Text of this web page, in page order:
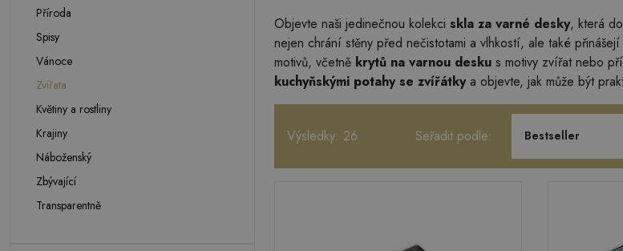
Příroda
Spisy
Vánoce
Zvířata
Květiny a rostliny
Krajiny
Náboženský
Zbývající
Transparentně
Objevte naši jedinečnou kolekci skla za varné desky, která
nejen chrání stěny před nečistotami a vlhkostí, ale také
motivů, včetně krytů na varnou desku s motivy zvířat nebo
kuchyňskými potahy se zvířátkya objevte, jak může být
Výsledky: 26 Seřadit podle: Bestseller